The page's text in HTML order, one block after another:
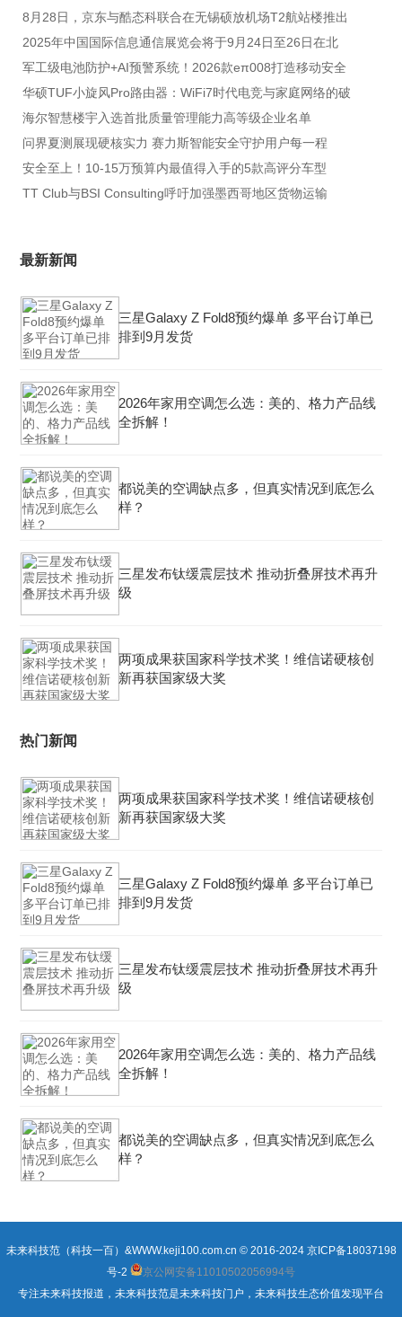
8月28日，京东与酷态科联合在无锡硕放机场T2航站楼推出
2025年中国国际信息通信展览会将于9月24日至26日在北
军工级电池防护+AI预警系统！2026款eπ008打造移动安全
华硕TUF小旋风Pro路由器：WiFi7时代电竞与家庭网络的破
海尔智慧楼宇入选首批质量管理能力高等级企业名单
问界夏测展现硬核实力 赛力斯智能安全守护用户每一程
安全至上！10-15万预算内最值得入手的5款高评分车型
TT Club与BSI Consulting呼吁加强墨西哥地区货物运输
最新新闻
三星Galaxy Z Fold8预约爆单 多平台订单已
排到9月发货
2026年家用空调怎么选：美的、格力产品线
全拆解！
都说美的空调缺点多，但真实情况到底怎么
样？
三星发布钛缓震层技术 推动折叠屏技术再升
级
两项成果获国家科学技术奖！维信诺硬核创
新再获国家级大奖
热门新闻
两项成果获国家科学技术奖！维信诺硬核创
新再获国家级大奖
三星Galaxy Z Fold8预约爆单 多平台订单已
排到9月发货
三星发布钛缓震层技术 推动折叠屏技术再升
级
2026年家用空调怎么选：美的、格力产品线
全拆解！
都说美的空调缺点多，但真实情况到底怎么
样？
未来科技范（科技一百）&WWW.keji100.com.cn © 2016-2024 京ICP备18037198
号-2
京公网安备11010502056994号
专注未来科技报道，未来科技范是未来科技门户，未来科技生态价值发现平台